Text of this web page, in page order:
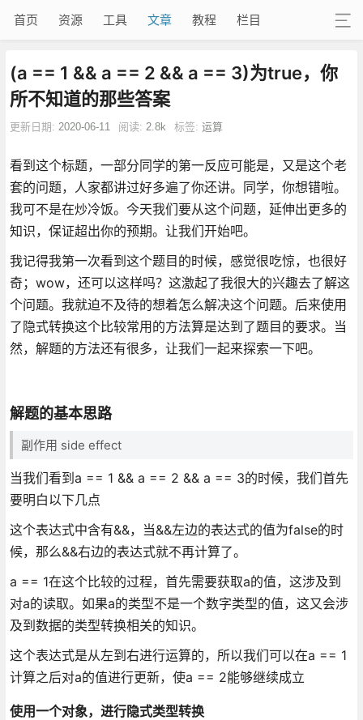
首页 资源 工具 文章 教程 栏目
(a == 1 && a == 2 && a == 3)为true，你
所不知道的那些答案
更新日期: 2020-06-11 阅读: 2.8k 标签: 运算
看到这个标题，一部分同学的第一反应可能是，又是这个老
套的问题，人家都讲过好多遍了你还讲。同学，你想错啦。
我可不是在炒冷饭。今天我们要从这个问题，延伸出更多的
知识，保证超出你的预期。让我们开始吧。
我记得我第一次看到这个题目的时候，感觉很吃惊，也很好
奇；wow，还可以这样吗？这激起了我很大的兴趣去了解这
个问题。我就迫不及待的想着怎么解决这个问题。后来使用
了隐式转换这个比较常用的方法算是达到了题目的要求。当
然，解题的方法还有很多，让我们一起来探索一下吧。
解题的基本思路
副作用 side effect
当我们看到a == 1 && a == 2 && a == 3的时候，我们首先
要明白以下几点
这个表达式中含有&&，当&&左边的表达式的值为false的时
候，那么&&右边的表达式就不再计算了。
a == 1在这个比较的过程，首先需要获取a的值，这涉及到
对a的读取。如果a的类型不是一个数字类型的值，这又会涉
及到数据的类型转换相关的知识。
这个表达式是从左到右进行运算的，所以我们可以在a == 1
计算之后对a的值进行更新，使a == 2能够继续成立
使用一个对象，进行隐式类型转换